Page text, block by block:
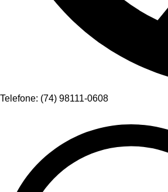
Telefone: (74) 98111-0608